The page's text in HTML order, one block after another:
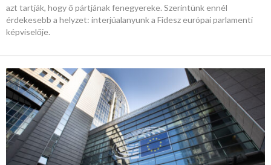
azt tartják, hogy ő pártjának fenegyereke. Szerintünk ennél
érdekesebb a helyzet: interjúalanyunk a Fidesz európai parlamenti
képviselője.